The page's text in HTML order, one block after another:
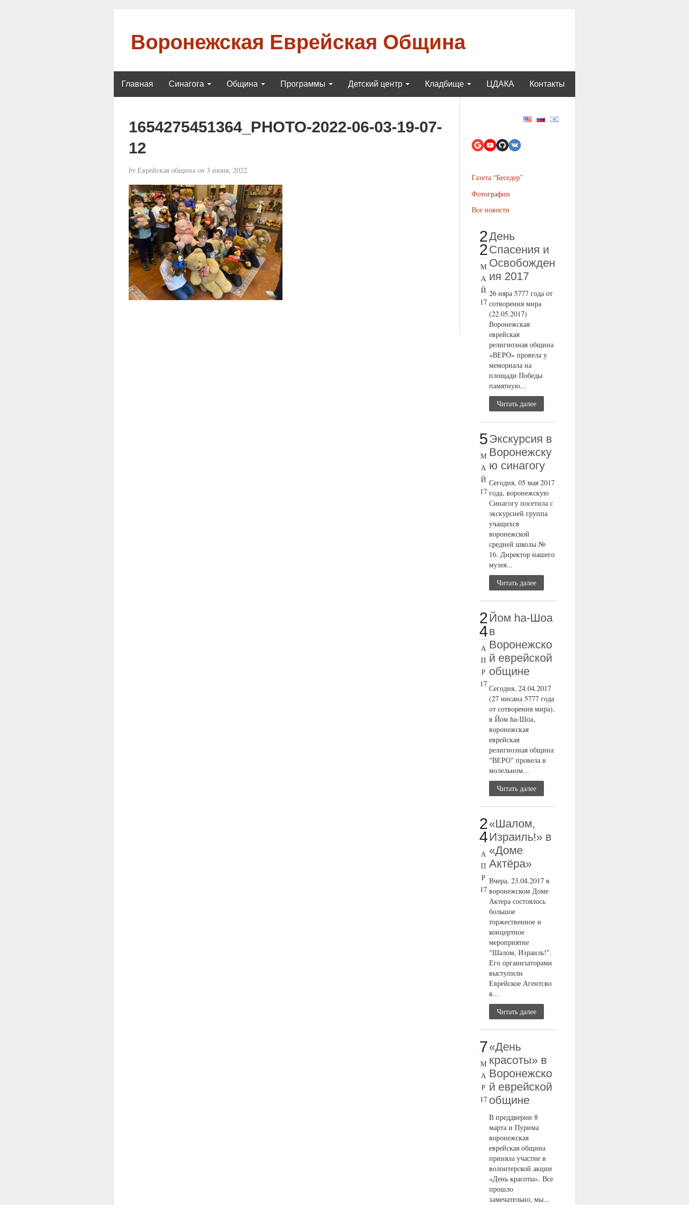
Воронежская Еврейская Община
Главная Синагога Община Программы Детский центр Кладбище ЦДАКА Контакты
1654275451364_PHOTO-2022-06-03-19-07-
12
byЕврейская община on3 июня, 2022
Газета “Беседер”
Фотографии
Все новости
2
2
М
А
Й
17
День
Спасения и
Освобожден
ия 2017
26 ияра 5777 года от
сотворения мира
(22.05.2017)
Воронежская
еврейская
религиозная община
«ВЕРО» провела у
мемориала на
площади Победы
памятную...
Читать далее
5
М
А
Й
17
Экскурсия в
Воронежску
ю синагогу
Сегодня, 05 мая 2017
года, воронежскую
Синагогу посетила с
экскурсией группа
учащихся
воронежской
средней школы №
16. Директор нашего
музея...
Читать далее
2
4
А
П
Р
17
Йом ha-Шоа
в
Воронежско
й еврейской
общине
Сегодня, 24.04.2017
(27 нисана 5777 года
от сотворения мира),
в Йом ha-Шоа,
воронежская
еврейская
религиозная община
"ВЕРО" провела в
молельном...
Читать далее
2
4
А
П
Р
17
«Шалом,
Израиль!» в
«Доме
Актёра»
Вчера, 23.04.2017 в
воронежском Доме
Актера состоялось
большое
торжественное и
концертное
мероприятие
"Шалом, Израиль!".
Его организаторами
выступили
Еврейское Агентсво
в...
Читать далее
7
М
А
Р
17
«День
красоты» в
Воронежско
й еврейской
общине
В преддверии 8
марта и Пурима
воронежская
еврейская община
приняла участие в
волонтерской акции
«День красоты». Все
прошло
замечательно, мы...